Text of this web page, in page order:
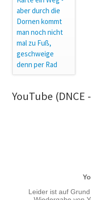
YouTube (DNCE